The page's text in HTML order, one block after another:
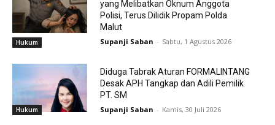
Hukum
yang Melibatkan Oknum Anggota
Polisi, Terus Dilidik Propam Polda
Malut
Supanji Saban - Sabtu, 1 Agustus 2026
Hukum
Diduga Tabrak Aturan FORMALINTANG
Desak APH Tangkap dan Adili Pemilik
PT. SM
Supanji Saban - Kamis, 30 Juli 2026